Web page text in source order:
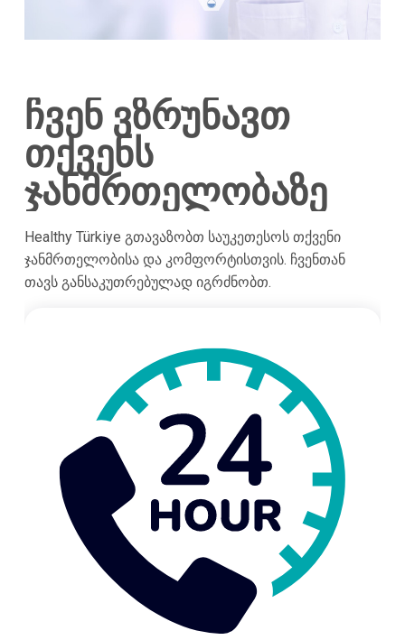
ჩვენ ვზრუნავთ
თქვენს
ჯანმრთელობაზე
Healthy Türkiye გთავაზობთ საუკეთესოს თქვენი
ჯანმრთელობისა და კომფორტისთვის. ჩვენთან
თავს განსაკუთრებულად იგრძნობთ.